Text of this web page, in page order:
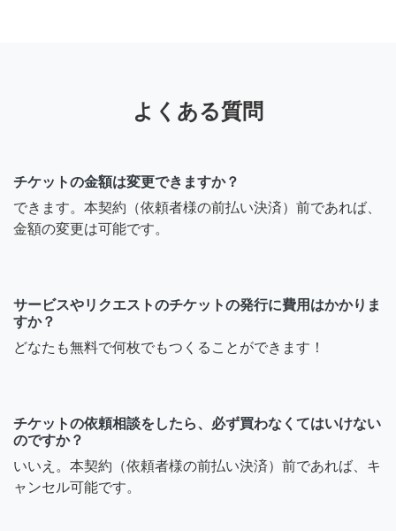
よくある質問
チケットの金額は変更できますか？
できます。本契約（依頼者様の前払い決済）前であれば、
金額の変更は可能です。
サービスやリクエストのチケットの発行に費用はかかりま
すか？
どなたも無料で何枚でもつくることができます！
チケットの依頼相談をしたら、必ず買わなくてはいけない
のですか？
いいえ。本契約（依頼者様の前払い決済）前であれば、キ
ャンセル可能です。